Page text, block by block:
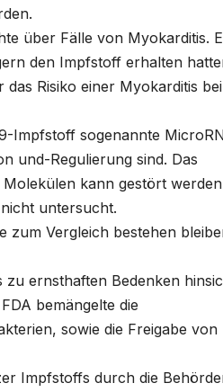
über Fälle von Myokarditis.
den Impfstoff erhalten
Risiko einer Myokarditis bei
Impfstoff sogenannte
und-Regulierung sind. Das
kann gestört
untersucht.
Vergleich bestehen
ernsthaften Bedenken
bemängelte die
sowie die Freigabe von
Impfstoffs durch die